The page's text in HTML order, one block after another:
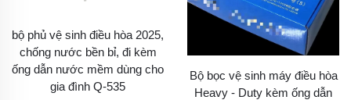
bộ phủ vệ sinh điều hòa 2025,
chống nước bền bỉ, đi kèm
ống dẫn nước mềm dùng cho
gia đình Q-535
Bộ bọc vệ sinh máy điều hòa
Heavy - Duty kèm ống dẫn